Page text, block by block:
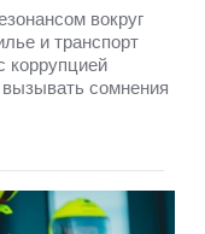
вокруг
и транспорт
коррупцией
вызывать сомнения